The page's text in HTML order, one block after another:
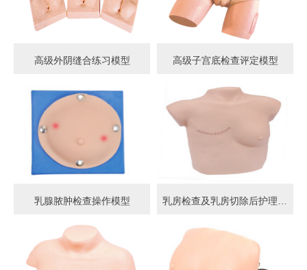
高级外阴缝合练习模型 高级子宫底检查评定模型
乳腺脓肿检查操作模型